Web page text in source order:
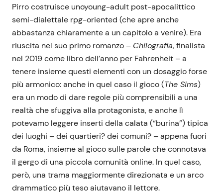
Pirro costruisce unoyoung-adult post-apocalittico
semi-dialettale rpg-oriented (che apre anche
abbastanza chiaramente a un capitolo a venire). Era
riuscita nel suo primo romanzo – Chilografia, finalista
nel 2019 come libro dell’anno per Fahrenheit – a
tenere insieme questi elementi con un dosaggio forse
più armonico: anche in quel caso il gioco (The Sims)
era un modo di dare regole più comprensibili a una
realtà che sfuggiva alla protagonista, e anche lì
potevamo leggere inserti della calata (“burina”) tipica
dei luoghi – dei quartieri? dei comuni? – appena fuori
da Roma, insieme al gioco sulle parole che connotava
il gergo di una piccola comunità online. In quel caso,
però, una trama maggiormente direzionata e un arco
drammatico più teso aiutavano il lettore.